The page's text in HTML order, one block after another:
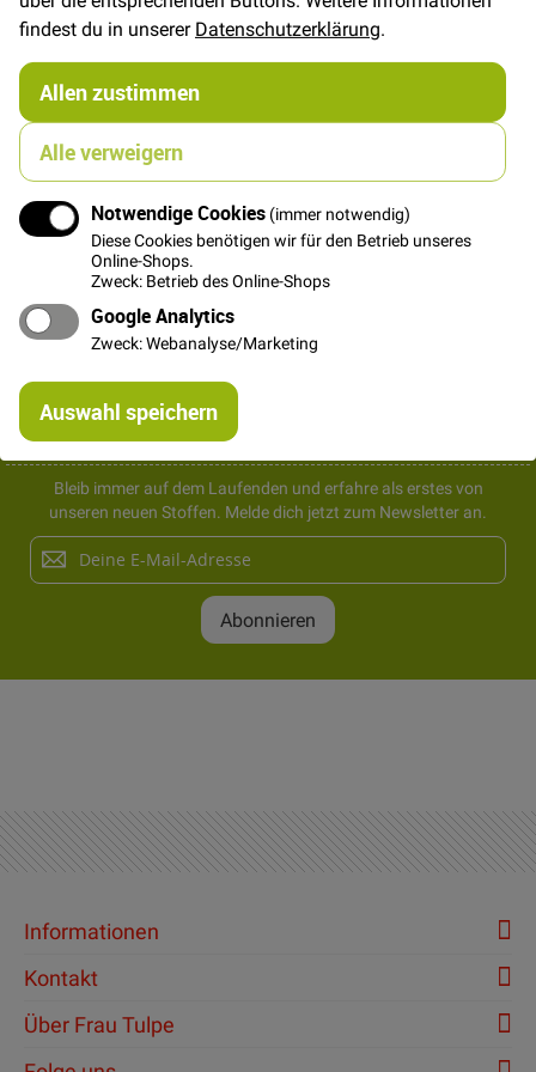
findest du in unsererDatenschutzerklärung.
Allen zustimmen
Alle verweigern
Notwendige Cookies (immer notwendig)
Diese Cookies benötigen wir für den Betrieb unseres
Online-Shops.
Zweck: Betrieb des Online-Shops
Google Analytics
Zweck: Webanalyse/Marketing
Auswahl speichern
So schnell verwandelst Du dich in ein Einhorn! PDF HIER!
Lade Dir das PDF runter undmit ein paar Filz Resten und
glänzenden Stoffen, Blüten und Schleifen bist du im Nu
verkleidet!
Einhorn-ACC Herunterladen
Newsletter bestellen
Bleib immer auf dem Laufenden und erfahre als erstes von
unseren neuen Stoffen. Melde dich jetzt zum Newsletter an.
sich
für
unseren
Newsletter
Abonnieren
Informationen
Kontakt
Über Frau Tulpe